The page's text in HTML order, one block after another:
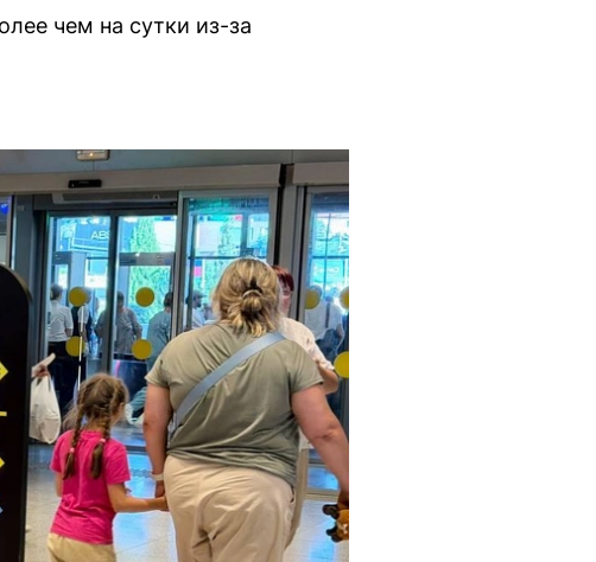
чем на сутки из-за